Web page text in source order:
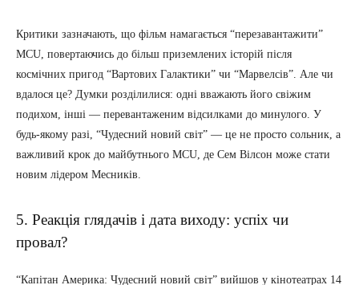
Критики зазначають, що фільм намагається “перезавантажити”
MCU, повертаючись до більш приземлених історій після
космічних пригод “Вартових Галактики” чи “Марвелсів”. Але чи
вдалося це? Думки розділилися: одні вважають його свіжим
подихом, інші — перевантаженим відсилками до минулого. У
будь-якому разі, “Чудесний новий світ” — це не просто сольник, а
важливий крок до майбутнього MCU, де Сем Вілсон може стати
новим лідером Месників.
5. Реакція глядачів і дата виходу: успіх чи
провал?
“Капітан Америка: Чудесний новий світ” вийшов у кінотеатрах 14